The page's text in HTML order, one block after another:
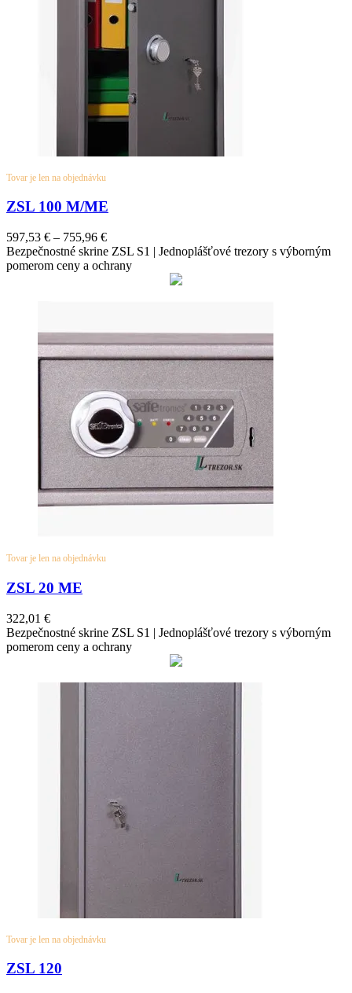
Tovar je len na objednávku
ZSL 100 M/ME
597,53 € – 755,96 €
Bezpečnostné skrine ZSL S1 | Jednoplášťové trezory s výborným
pomerom ceny a ochrany
Tovar je len na objednávku
ZSL 20 ME
322,01 €
Bezpečnostné skrine ZSL S1 | Jednoplášťové trezory s výborným
pomerom ceny a ochrany
Tovar je len na objednávku
ZSL 120